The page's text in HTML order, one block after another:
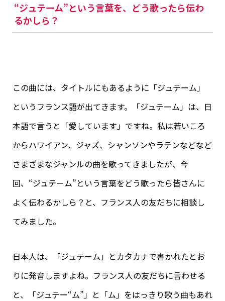
“ジュテーム”という言葉を、どう歌ったら伝わ
るかしら？
この曲には、タイトルにもあるように「ジュテーム」
というフランス語が出てきます。「ジュテーム」は、日
本語で言うと「愛しています」ですね。私は若いころ
からハワイアン、ジャズ、シャンソンやラテンなどなど
さまざまなジャンルの曲を歌ってきましたが、今
回、“ジュテーム”という言葉をどう歌ったら皆さんに
よく伝わるかしら？と、フランス人の友だちに相談し
てみました。
日本人は、「ジュテーム」とカタカナで書かれたとお
りに発音しますよね。フランス人の友だちに言わせる
と、「ジュテー“ム”」と「ム」をはっきり歌う曲もあれ